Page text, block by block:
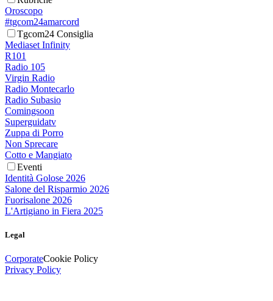
Oroscopo
#tgcom24amarcord
Tgcom24 Consiglia
Mediaset Infinity
R101
Radio 105
Virgin Radio
Radio Montecarlo
Radio Subasio
Comingsoon
Superguidatv
Zuppa di Porro
Non Sprecare
Cotto e Mangiato
Eventi
Identità Golose 2026
Salone del Risparmio 2026
Fuorisalone 2026
L'Artigiano in Fiera 2025
Legal
CorporateCookie Policy
Privacy Policy